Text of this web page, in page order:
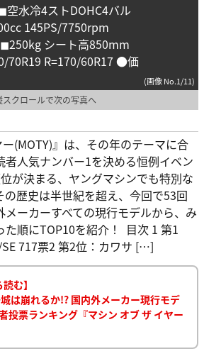
空水冷4ストDOHC4バル
145PS/7750rpm
シート高850mm
70R19 R=170/60R17 ●価
(画像 No.1/11)
スクロールで次の写真へ
ー(MOTY)』は、その年のテーマに合
者人気ナンバー1を決める恒例イベン
が決まる、ヤングマシンでも特別な
歴史は半世紀を超え、今回で53回
メーカーすべての現行モデルから、み
た順にTOP10を紹介！ 目次 1 第1
717票2 第2位：カワサ […]
む】
は崩れるか!? 国内外メーカー現行モデ
投票ランキング『マシン オブ ザ イヤー